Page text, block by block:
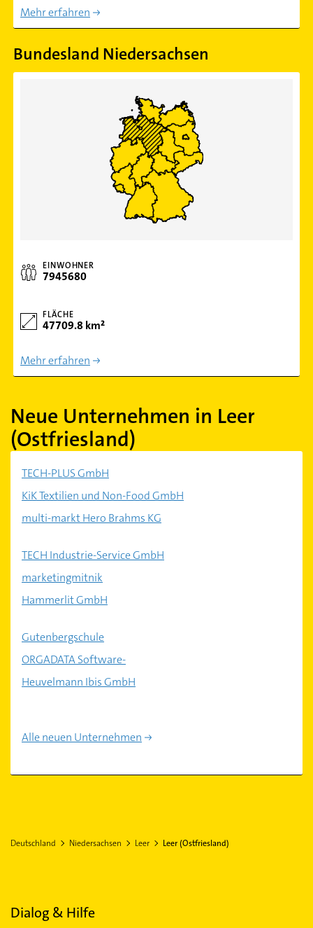
Mehr erfahren
Bundesland Niedersachsen
EINWOHNER
7945680
FLÄCHE
47709.8 km²
Mehr erfahren
Neue Unternehmen in Leer
(Ostfriesland)
TECH-PLUS GmbH
KiK Textilien und Non-Food GmbH
multi-markt Hero Brahms KG
TECH Industrie-Service GmbH
marketingmitnik
Hammerlit GmbH
Gutenbergschule
ORGADATA Software-
Heuvelmann Ibis GmbH
Alle neuen Unternehmen
Deutschland Niedersachsen Leer Leer (Ostfriesland)
Dialog & Hilfe